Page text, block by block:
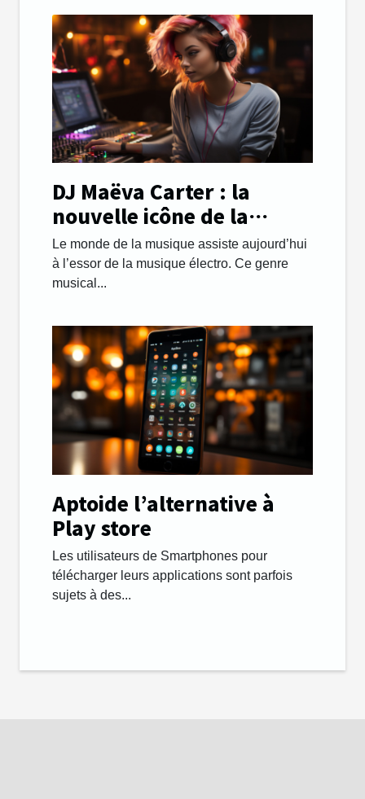
DJ Maëva Carter : la
nouvelle icône de la
musique électro !
Le monde de la musique assiste aujourd’hui
à l’essor de la musique électro. Ce genre
musical...
Aptoide l’alternative à
Play store
Les utilisateurs de Smartphones pour
télécharger leurs applications sont parfois
sujets à des...